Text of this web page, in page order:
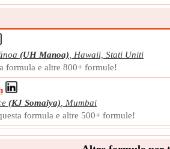
(UH Manoa)
Hawaii, Stati Uniti
formula e altre 800+ formule!
(KJ Somaiya)
Mumbai
formula e altre 500+ formule!